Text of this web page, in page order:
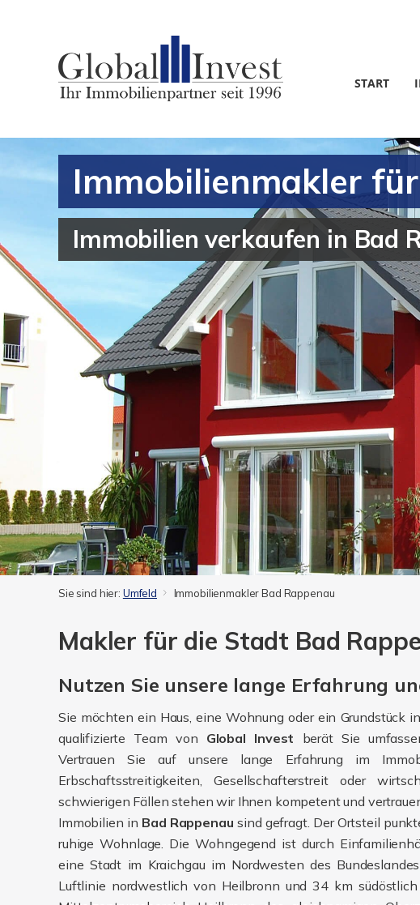
START
Immobilienmakler
Immobilien verkaufen in Bad
Sie sind hier: Umfeld Immobilienmakler Bad Rappenau
Makler für die Stadt Bad
Nutzen Sie unsere lange Erfahrung
Sie möchten ein Haus, eine Wohnung oder ein Grundstück in
qualifizierte Team von Global Invest berät Sie
Vertrauen Sie auf unsere lange Erfahrung im
Erbschaftsstreitigkeiten, Gesellschafterstreit oder
schwierigen Fällen stehen wir Ihnen kompetent und
Immobilien in Bad Rappenau sind gefragt. Der Ortsteil
ruhige Wohnlage. Die Wohngegend ist durch
eine Stadt im Kraichgau im Nordwesten des
Luftlinie nordwestlich von Heilbronn und 34 km